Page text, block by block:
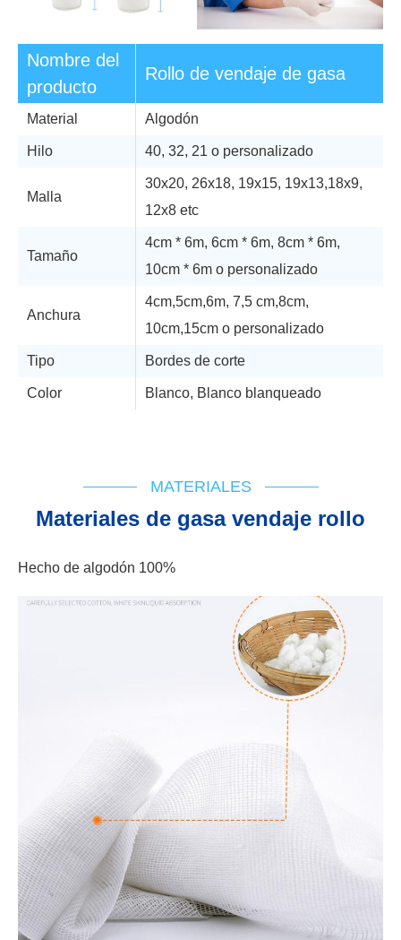
Nombre del
producto
Rollo de vendaje de gasa
Material Algodón
Hilo 40, 32, 21 o personalizado
Malla
30x20, 26x18, 19x15, 19x13,18x9,
12x8 etc
Tamaño
4cm * 6m, 6cm * 6m, 8cm * 6m,
10cm * 6m o personalizado
Anchura
4cm,5cm,6m, 7,5 cm,8cm,
10cm,15cm o personalizado
Tipo Bordes de corte
Color Blanco, Blanco blanqueado
MATERIALES
Materiales de gasa vendaje rollo
Hecho de algodón 100%